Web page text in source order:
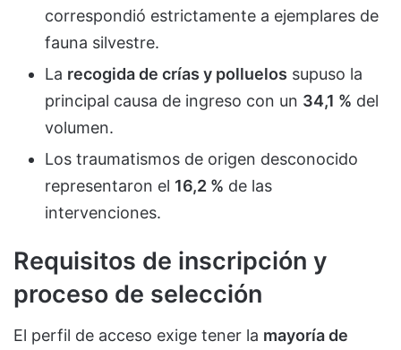
correspondió estrictamente a ejemplares de
fauna silvestre.
La recogida de crías y polluelos supuso la
principal causa de ingreso con un 34,1 % del
volumen.
Los traumatismos de origen desconocido
representaron el 16,2 % de las
intervenciones.
Requisitos de inscripción y
proceso de selección
El perfil de acceso exige tener la mayoría de